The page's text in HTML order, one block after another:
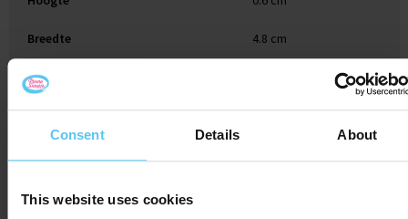
Consent Details About
This website uses cookies
Breedte 4.8 cm
Lengte